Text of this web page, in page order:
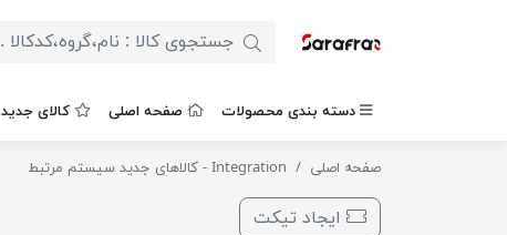
دسته بندی محصولات صفحه اصلی کالای جدید
صفحه اصلی Integration - کالاهای جدید سیستم مرتبطفیلترهواکش MVM X33 بهسان
ایجاد تیکت